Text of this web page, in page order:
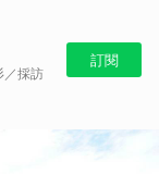
／採訪
訂閱